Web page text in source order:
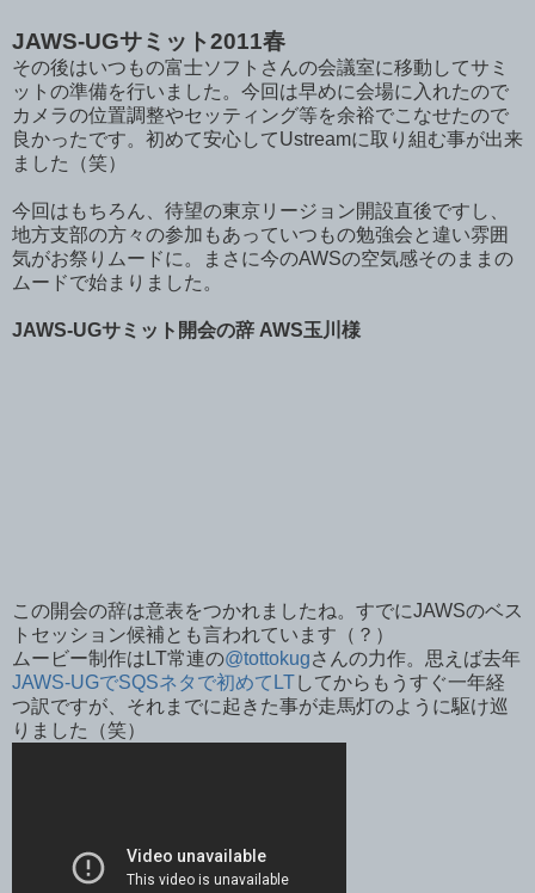
JAWS-UGサミット2011春
その後はいつもの富士ソフトさんの会議室に移動してサミ
ットの準備を行いました。今回は早めに会場に入れたので
カメラの位置調整やセッティング等を余裕でこなせたので
良かったです。初めて安心してUstreamに取り組む事が出来
ました（笑）
今回はもちろん、待望の東京リージョン開設直後ですし、
地方支部の方々の参加もあっていつもの勉強会と違い雰囲
気がお祭りムードに。まさに今のAWSの空気感そのままの
ムードで始まりました。
JAWS-UGサミット開会の辞 AWS玉川様
この開会の辞は意表をつかれましたね。すでにJAWSのベス
トセッション候補とも言われています（？）
ムービー制作はLT常連の@tottokugさんの力作。思えば去年
JAWS-UGでSQSネタで初めてLTしてからもうすぐ一年経
つ訳ですが、それまでに起きた事が走馬灯のように駆け巡
りました（笑）